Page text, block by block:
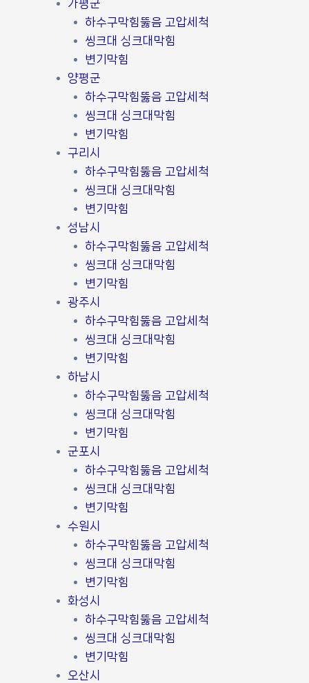
가평군
하수구막힘뚫음 고압세척
씽크대 싱크대막힘
변기막힘
양평군
하수구막힘뚫음 고압세척
씽크대 싱크대막힘
변기막힘
구리시
하수구막힘뚫음 고압세척
씽크대 싱크대막힘
변기막힘
성남시
하수구막힘뚫음 고압세척
씽크대 싱크대막힘
변기막힘
광주시
하수구막힘뚫음 고압세척
씽크대 싱크대막힘
변기막힘
하남시
하수구막힘뚫음 고압세척
씽크대 싱크대막힘
변기막힘
군포시
하수구막힘뚫음 고압세척
씽크대 싱크대막힘
변기막힘
수원시
하수구막힘뚫음 고압세척
씽크대 싱크대막힘
변기막힘
화성시
하수구막힘뚫음 고압세척
씽크대 싱크대막힘
변기막힘
오산시